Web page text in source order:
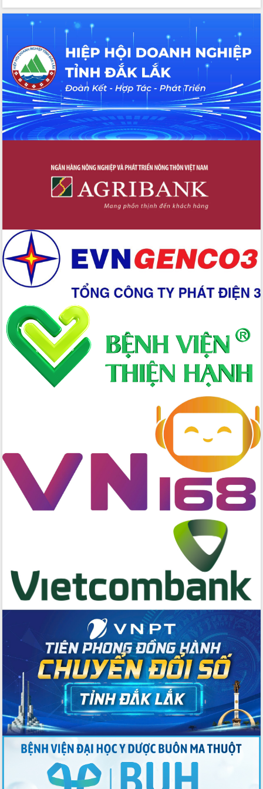
du khách thông qua Hệ thống cơ sở dữ
liệu và Bản đồ số
Tập huấn ứng dụng trí tuệ nhân tạo (AI)
trong thương mại điện tử năm 2026
Đoàn đại biểu Quốc hội tỉnh Đắk Lắk
trao đổi thông tin trước Kỳ họp thứ
nhất, Quốc hội khóa XVI
Quyết liệt cải cách hành chính, khơi
thông nguồn lực phát triển
Nâng cao hiệu lực, hiệu quả HĐND
tỉnh thông qua hiện đại hóa hành chính
chuyển đổi số
Phó Chủ tịch Thường trực UBND tỉnh
Hồ Thị Nguyên Thảo làm việc tại Trung
tâm Phục vụ hành chính công xã Ea
Xây dựng nền hành chính số đồng
hành cùng nông dân dân, doanh nghiệp
Giai đoạn 2026-2030, Đắk Lắk phấn
đấu có 77% xã đạt chuẩn nông thôn
mới
Chuyển đổi số 'mở đường' cho nông
nghiệp Đắk Lắk tăng trưởng bứt phá
Triển khai đồng bộ đo đạc, lập hồ sơ
địa chính, hoàn thiện cơ sở dữ liệu đất
đai
Ứng dụng sinh trắc học - Bước tiến
trong hành trình chuyển đổi số tại Đắk
Tập huấn nâng cao năng lực triển khai
chuyển đổi số cho cán bộ, công chức
cấp xã
Đắk Lắk phát động hưởng ứng Ngày
Quyền của người tiêu dùng Việt Nam
Tổ chức trang trọng Lễ hội Đền thờ
Lương Văn Chánh năm 2026
Phó Bí thư Tỉnh ủy Đắk Lắk Đỗ Hữu
Huy giữ chức Bí thư Đảng ủy Ủy Ban
Bệnh án điện tử thúc đẩy chuyển đổi
số y tế tại Đắk Lắk
Chuyển đổi số thư viện: Mở rộng
không gian tri thức trong thời đại số
Đánh giá, rút kinh nghiệm công tác tổ
chức diễn tập trước ngày bầu cử
Chương trình “Gặp gỡ hữu nghị –
Friendship Meeting New Year 2026”
Bầu cử Quốc hội và HĐND: Cử tri Đắk
Lắk gửi gắm niềm tin, kỳ vọng vào lá
Đắk Lắk sẵn sàng các điều kiện cho